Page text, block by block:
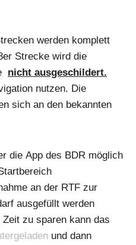
werden komplett
Strecke wird die
nicht ausgeschildert.
nutzen. Die
sich an den bekannten
die App des BDR möglich
an der RTF zur
ausgefüllt werden
zu sparen kann das
und dann